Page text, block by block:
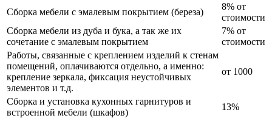
Сборка мебели с эмалевым покрытием (береза)
8% от
стоимости
Сборка мебели из дуба и бука, а так же их
сочетание с эмалевым покрытием
7% от
стоимости
Работы, связанные с креплением изделий к стенам
помещений, оплачиваются отдельно, а именно:
крепление зеркала, фиксация неустойчивых
элементов и т.д.
от 1000
Сборка и установка кухонных гарнитуров и
встроенной мебели (шкафов)
13%